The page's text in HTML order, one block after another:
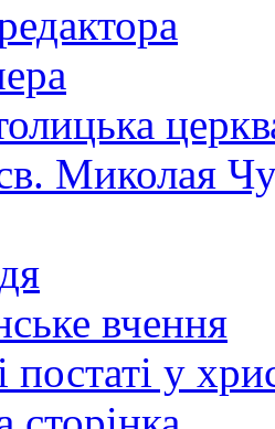
Миколая
вчення
постаті у